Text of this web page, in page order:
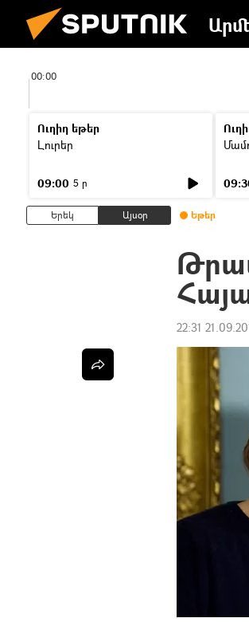
00:00
Ուղիղ եթեր
Լուրեր
09:00 5 ր
Երեկ Այսօր Եթեր
22:31